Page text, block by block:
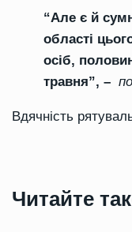
“Але є й
області
осіб,
травня”, –
Вдячність
Читайте